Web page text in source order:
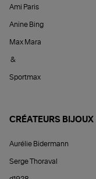
Ami Paris
Anine Bing
Max Mara
&
Sportmax
CRÉATEURS BIJOUX
Aurélie Bidermann
Serge Thoraval